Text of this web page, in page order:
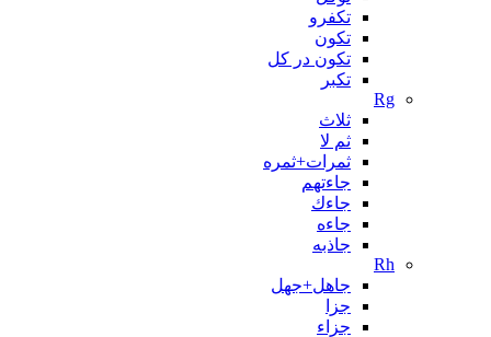
تکفرو
تکون
تکون در کل
تکبر
Rg
ثلاث
ثم لا
ثمرات+ثمره
جاءتهم
جاءك
جاءه
جاذبه
Rh
جاهل+جهل
جزا
جزاء